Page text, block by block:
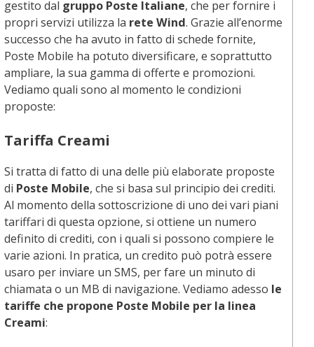
gestito dal gruppo Poste Italiane, che per fornire i
propri servizi utilizza la rete Wind. Grazie all’enorme
successo che ha avuto in fatto di schede fornite,
Poste Mobile ha potuto diversificare, e soprattutto
ampliare, la sua gamma di offerte e promozioni.
Vediamo quali sono al momento le condizioni
proposte:
Tariffa Creami
Si tratta di fatto di una delle più elaborate proposte
di Poste Mobile, che si basa sul principio dei crediti.
Al momento della sottoscrizione di uno dei vari piani
tariffari di questa opzione, si ottiene un numero
definito di crediti, con i quali si possono compiere le
varie azioni. In pratica, un credito può potrà essere
usaro per inviare un SMS, per fare un minuto di
chiamata o un MB di navigazione. Vediamo adesso le
tariffe che propone Poste Mobile per la linea
Creami: